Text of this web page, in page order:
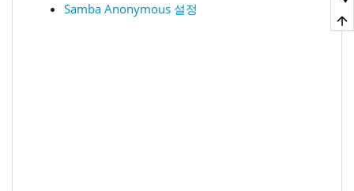
Samba Anonymous 설정